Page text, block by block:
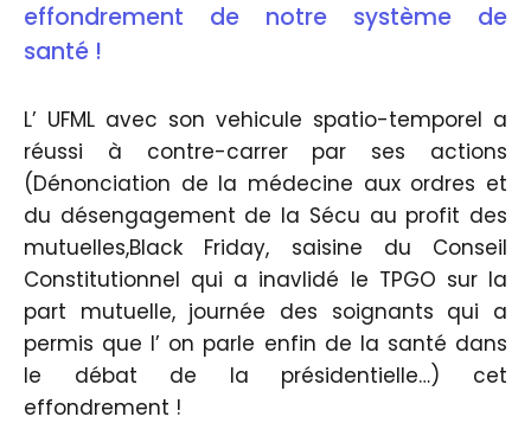
effondrement de notre système de
santé !
L’ UFML avec son vehicule spatio-temporel a
réussi à contre-carrer par ses actions
(Dénonciation de la médecine aux ordres et
du désengagement de la Sécu au profit des
mutuelles,Black Friday, saisine du Conseil
Constitutionnel qui a inavlidé le TPGO sur la
part mutuelle, journée des soignants qui a
permis que l’ on parle enfin de la santé dans
le débat de la présidentielle…) cet
effondrement !